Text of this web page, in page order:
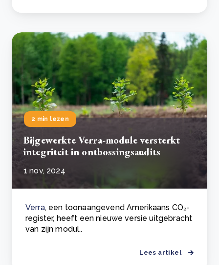
2 min lezen
Bijgewerkte Verra-module versterkt
integriteit in ontbossingsaudits
1 nov, 2024
Verra, een toonaangevend Amerikaans CO₂-
register, heeft een nieuwe versie uitgebracht
van zijn modul..
Lees artikel